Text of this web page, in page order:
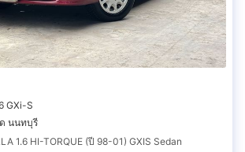
GXi-S
นนทบุรี
1.6 HI-TORQUE (ปี 98-01) GXIS Sedan